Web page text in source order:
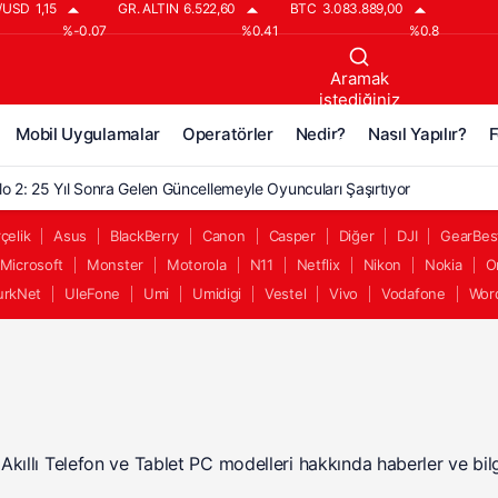
USD 1,15
%-0.07
GR. ALTIN 6.522,60
%0.41
BTC 3.083.889,00
%0.8
Aramak
istediğiniz
yazın..
Mobil Uygulamalar Operatörler Nedir? Nasıl Yapılır?
2: 25 Yıl Sonra Gelen Güncellemeyle Oyuncuları Şaşırtıyor
2’ye 25 Yıl Sonra Gelen Büyük Güncelleme!
2: Reign of the Warlock, 25 Yıl Sonra Geldi!
2 İçin Çeyrek Asırlık Bekleyiş Bitti: Büyük Güncelleme Geldi
Asus BlackBerry Canon Casper Diğer DJI
Microsoft Monster Motorola N11 Netflix Nikon Nokia
UleFone Umi Umidigi Vestel Vivo Vodafone
Telefon ve Tablet PC modelleri hakkında haberler ve